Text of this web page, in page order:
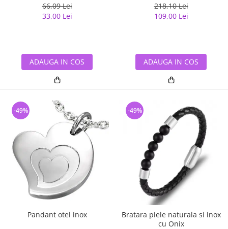
66,09 Lei
33,00 Lei
ADAUGA IN COS
218,10 Lei
109,00 Lei
ADAUGA IN COS
Pandant otel inox
-49%
Bratara piele naturala si inox
cu Onix
-49%